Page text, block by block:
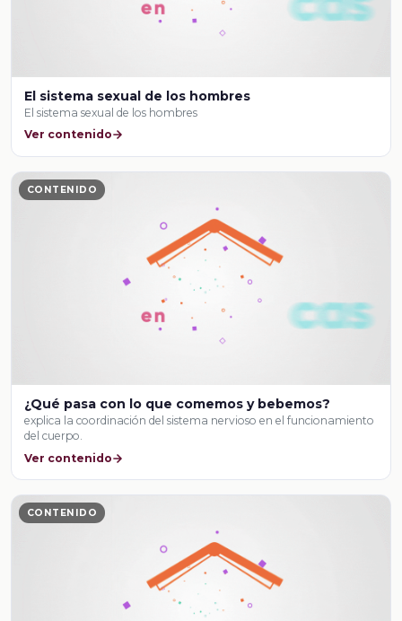
El sistema sexual de los hombres
El sistema sexual de los hombres
Ver contenido
CONTENIDO
¿Qué pasa con lo que comemos y bebemos?
explica la coordinación del sistema nervioso en el funcionamiento
del cuerpo.
Ver contenido
CONTENIDO